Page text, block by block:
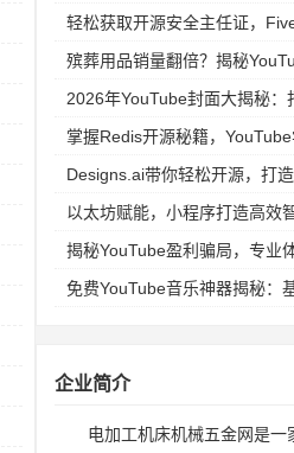
轻松获取开源安全主任证，
殡葬用品销量翻倍？揭秘
2026年YouTube封面大揭秘
掌握Redis开源秘籍，
Designs.ai带你轻松开源，打
以太坊赋能，小程序打造高效
揭秘YouTube盈利骗局，专业
免费YouTube音乐神器揭秘：
企业简介
电加工机床机械五金网是